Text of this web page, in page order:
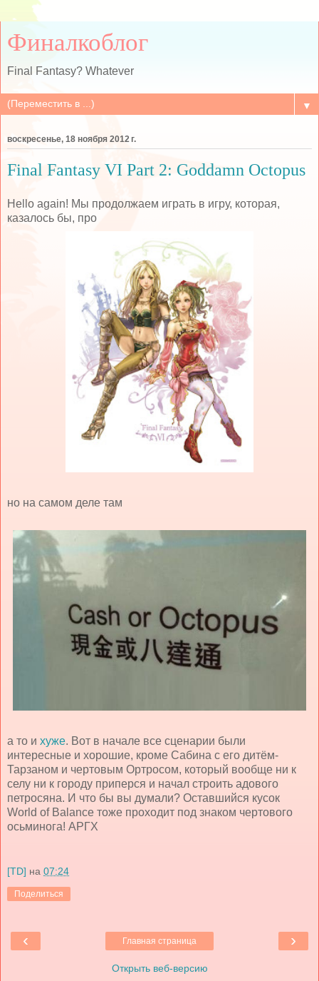
Финалкоблог
Final Fantasy? Whatever
▼
воскресенье, 18 ноября 2012 г.
Final Fantasy VI Part 2: Goddamn Octopus
Hello again! Мы продолжаем играть в игру, которая,
казалось бы, про
но на самом деле там
а то и хуже. Вот в начале все сценарии были
интересные и хорошие, кроме Сабина с его дитём-
Тарзаном и чертовым Ортросом, который вообще ни к
селу ни к городу приперся и начал строить адового
петросяна. И что бы вы думали? Оставшийся кусок
World of Balance тоже проходит под знаком чертового
осьминога! АРГХ
[TD] на 07:24
Поделиться
‹ ›
Главная страница
Открыть веб-версию